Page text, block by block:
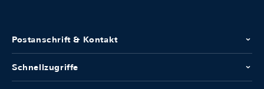
Postanschrift & Kontakt
Schnellzugriffe